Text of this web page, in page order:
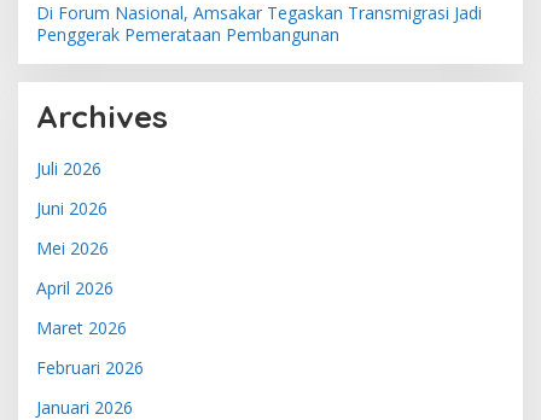
Di Forum Nasional, Amsakar Tegaskan Transmigrasi Jadi
Penggerak Pemerataan Pembangunan
Archives
Juli 2026
Juni 2026
Mei 2026
April 2026
Maret 2026
Februari 2026
Januari 2026